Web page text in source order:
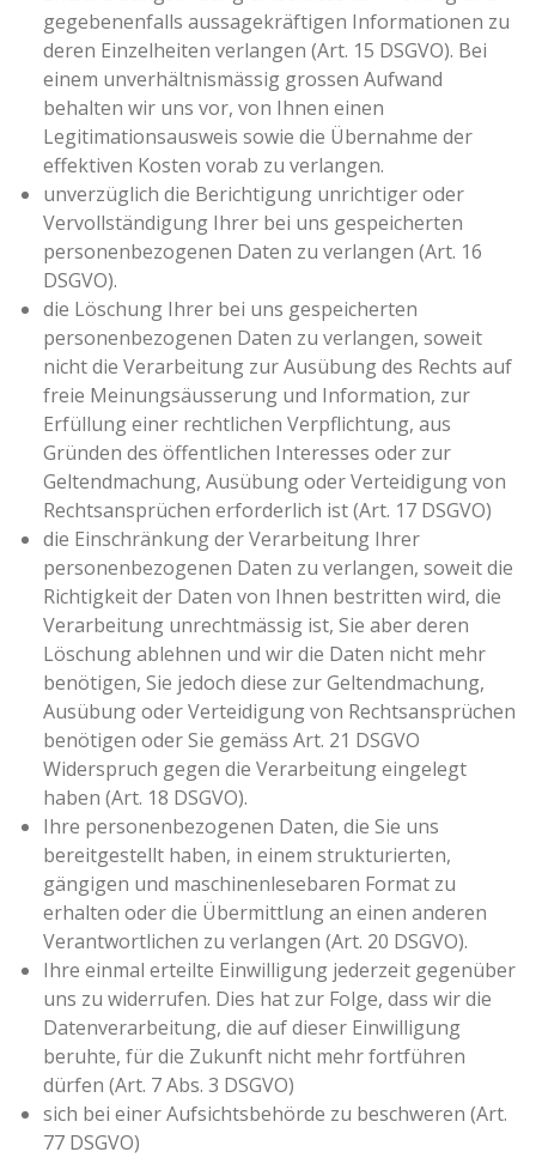
gegebenenfalls aussagekräftigen Informationen zu
deren Einzelheiten verlangen (Art. 15 DSGVO). Bei
einem unverhältnismässig grossen Aufwand
behalten wir uns vor, von Ihnen einen
Legitimationsausweis sowie die Übernahme der
effektiven Kosten vorab zu verlangen.
unverzüglich die Berichtigung unrichtiger oder
Vervollständigung Ihrer bei uns gespeicherten
personenbezogenen Daten zu verlangen (Art. 16
DSGVO).
die Löschung Ihrer bei uns gespeicherten
personenbezogenen Daten zu verlangen, soweit
nicht die Verarbeitung zur Ausübung des Rechts auf
freie Meinungsäusserung und Information, zur
Erfüllung einer rechtlichen Verpflichtung, aus
Gründen des öffentlichen Interesses oder zur
Geltendmachung, Ausübung oder Verteidigung von
Rechtsansprüchen erforderlich ist (Art. 17 DSGVO)
die Einschränkung der Verarbeitung Ihrer
personenbezogenen Daten zu verlangen, soweit die
Richtigkeit der Daten von Ihnen bestritten wird, die
Verarbeitung unrechtmässig ist, Sie aber deren
Löschung ablehnen und wir die Daten nicht mehr
benötigen, Sie jedoch diese zur Geltendmachung,
Ausübung oder Verteidigung von Rechtsansprüchen
benötigen oder Sie gemäss Art. 21 DSGVO
Widerspruch gegen die Verarbeitung eingelegt
haben (Art. 18 DSGVO).
Ihre personenbezogenen Daten, die Sie uns
bereitgestellt haben, in einem strukturierten,
gängigen und maschinenlesebaren Format zu
erhalten oder die Übermittlung an einen anderen
Verantwortlichen zu verlangen (Art. 20 DSGVO).
Ihre einmal erteilte Einwilligung jederzeit gegenüber
uns zu widerrufen. Dies hat zur Folge, dass wir die
Datenverarbeitung, die auf dieser Einwilligung
beruhte, für die Zukunft nicht mehr fortführen
dürfen (Art. 7 Abs. 3 DSGVO)
sich bei einer Aufsichtsbehörde zu beschweren (Art.
77 DSGVO)